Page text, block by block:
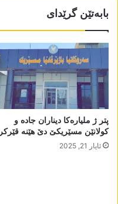
بابەتێن گرێدای
پتر ژ ملیارەکا دیناران جادە و
کولانێن مسێریکێ دێ ھێنە
ئایار 21, 2025